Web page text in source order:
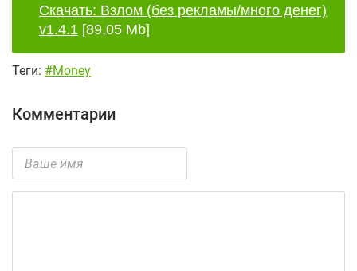
Скачать: Взлом (без рекламы/много денег)
v1.4.1 [89,05 Mb]
Теги: #Money
Комментарии